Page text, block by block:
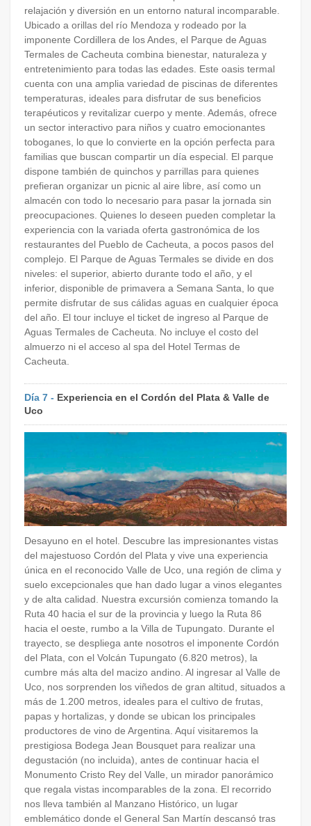
relajación y diversión en un entorno natural incomparable.
Ubicado a orillas del río Mendoza y rodeado por la
imponente Cordillera de los Andes, el Parque de Aguas
Termales de Cacheuta combina bienestar, naturaleza y
entretenimiento para todas las edades. Este oasis termal
cuenta con una amplia variedad de piscinas de diferentes
temperaturas, ideales para disfrutar de sus beneficios
terapéuticos y revitalizar cuerpo y mente. Además, ofrece
un sector interactivo para niños y cuatro emocionantes
toboganes, lo que lo convierte en la opción perfecta para
familias que buscan compartir un día especial. El parque
dispone también de quinchos y parrillas para quienes
prefieran organizar un picnic al aire libre, así como un
almacén con todo lo necesario para pasar la jornada sin
preocupaciones. Quienes lo deseen pueden completar la
experiencia con la variada oferta gastronómica de los
restaurantes del Pueblo de Cacheuta, a pocos pasos del
complejo. El Parque de Aguas Termales se divide en dos
niveles: el superior, abierto durante todo el año, y el
inferior, disponible de primavera a Semana Santa, lo que
permite disfrutar de sus cálidas aguas en cualquier época
del año. El tour incluye el ticket de ingreso al Parque de
Aguas Termales de Cacheuta. No incluye el costo del
almuerzo ni el acceso al spa del Hotel Termas de
Cacheuta.
Día 7 - Experiencia en el Cordón del Plata & Valle de
Uco
Desayuno en el hotel. Descubre las impresionantes vistas
del majestuoso Cordón del Plata y vive una experiencia
única en el reconocido Valle de Uco, una región de clima y
suelo excepcionales que han dado lugar a vinos elegantes
y de alta calidad. Nuestra excursión comienza tomando la
Ruta 40 hacia el sur de la provincia y luego la Ruta 86
hacia el oeste, rumbo a la Villa de Tupungato. Durante el
trayecto, se despliega ante nosotros el imponente Cordón
del Plata, con el Volcán Tupungato (6.820 metros), la
cumbre más alta del macizo andino. Al ingresar al Valle de
Uco, nos sorprenden los viñedos de gran altitud, situados a
más de 1.200 metros, ideales para el cultivo de frutas,
papas y hortalizas, y donde se ubican los principales
productores de vino de Argentina. Aquí visitaremos la
prestigiosa Bodega Jean Bousquet para realizar una
degustación (no incluida), antes de continuar hacia el
Monumento Cristo Rey del Valle, un mirador panorámico
que regala vistas incomparables de la zona. El recorrido
nos lleva también al Manzano Histórico, un lugar
emblemático donde el General San Martín descansó tras